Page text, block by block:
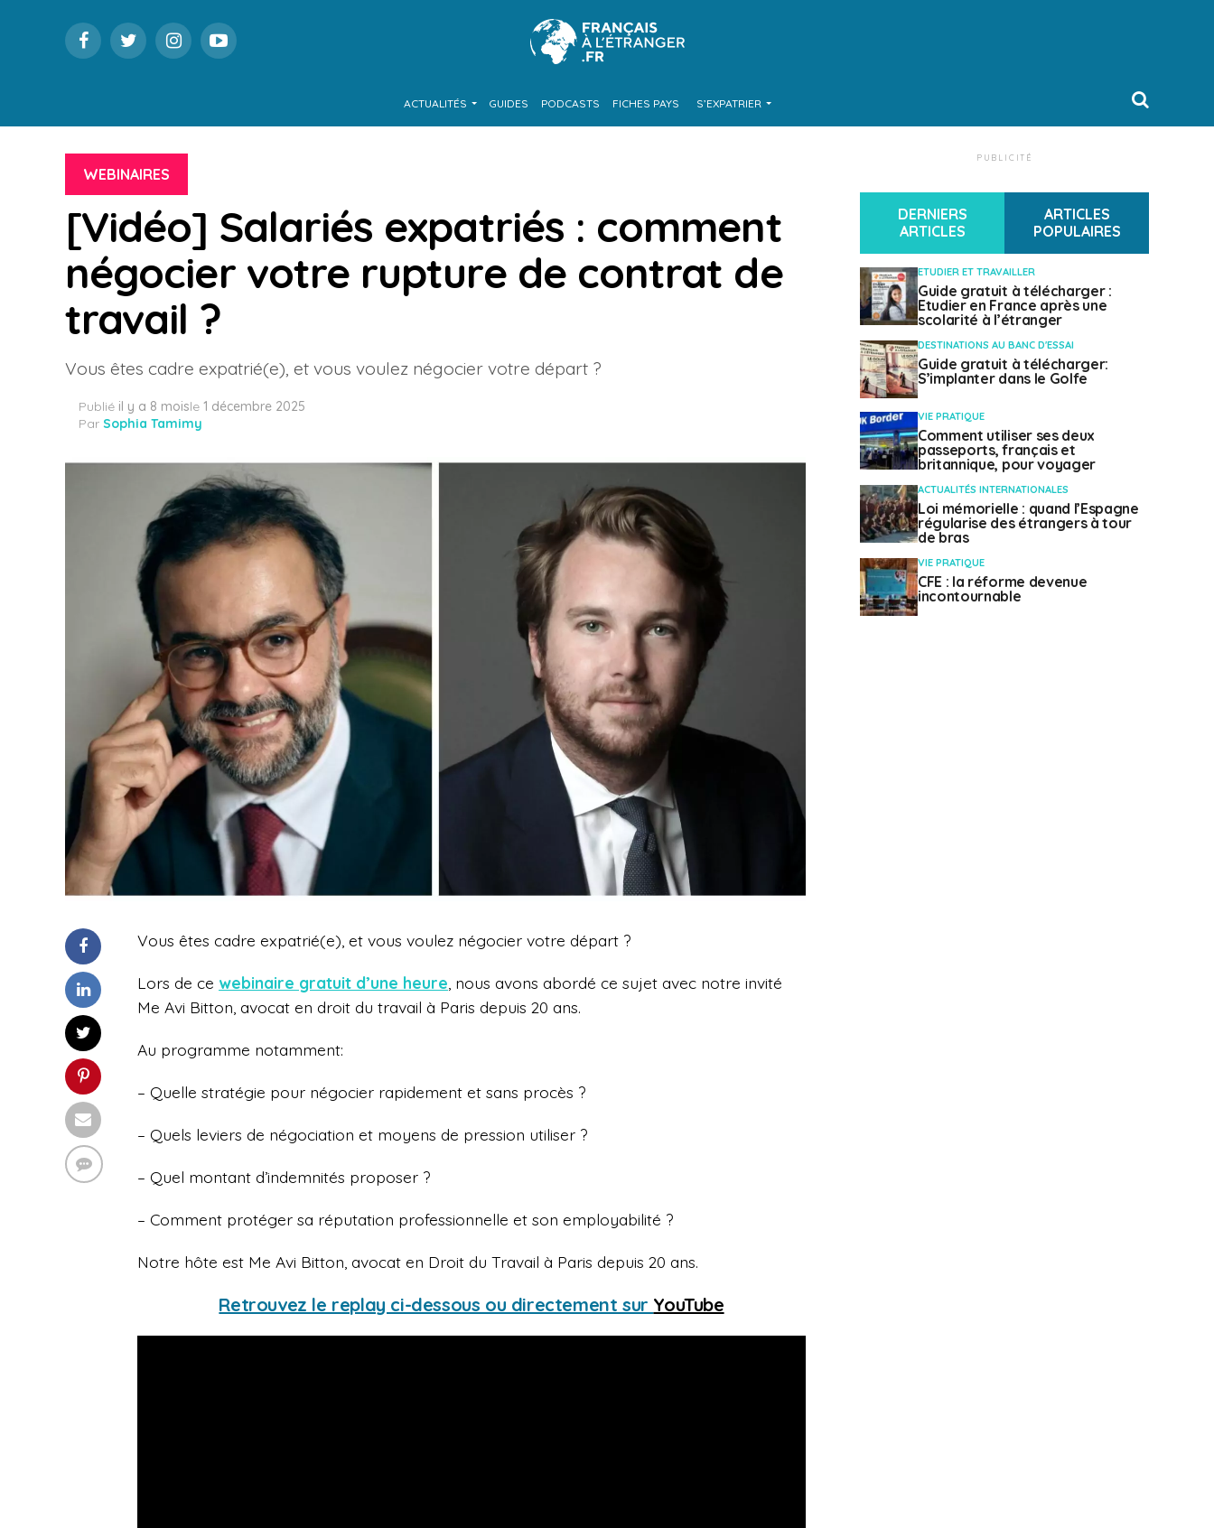
ACTUALITÉS GUIDES PODCASTS FICHES PAYS S’EXPATRIER
WEBINAIRES
[Vidéo] Salariés expatriés : comment
négocier votre rupture de contrat de
travail ?
Vous êtes cadre expatrié(e), et vous voulez négocier votre départ ?
Publié il y a 8 moisle 1 décembre 2025
Par Sophia Tamimy
Vous êtes cadre expatrié(e), et vous voulez négocier votre départ ?
Lors de ce webinaire gratuit d’une heure , nous avons abordé ce sujet avec notre invité
Me Avi Bitton, avocat en droit du travail à Paris depuis 20 ans.
Au programme notamment:
– Quelle stratégie pour négocier rapidement et sans procès ?
– Quels leviers de négociation et moyens de pression utiliser ?
– Quel montant d’indemnités proposer ?
– Comment protéger sa réputation professionnelle et son employabilité ?
Notre hôte est Me Avi Bitton, avocat en Droit du Travail à Paris depuis 20 ans.
Retrouvez le replay ci-dessous ou directement sur YouTube
PUBLICITÉ
DERNIERS
ARTICLES
ARTICLES
POPULAIRES
ETUDIER ET TRAVAILLER
Guide gratuit à télécharger :
Etudier en France après une
scolarité à l’étranger
DESTINATIONS AU BANC D'ESSAI
Guide gratuit à télécharger:
S’implanter dans le Golfe
VIE PRATIQUE
Comment utiliser ses deux
passeports, français et
britannique, pour voyager
ACTUALITÉS INTERNATIONALES
Loi mémorielle : quand l’Espagne
régularise des étrangers à tour
de bras
VIE PRATIQUE
CFE : la réforme devenue
incontournable